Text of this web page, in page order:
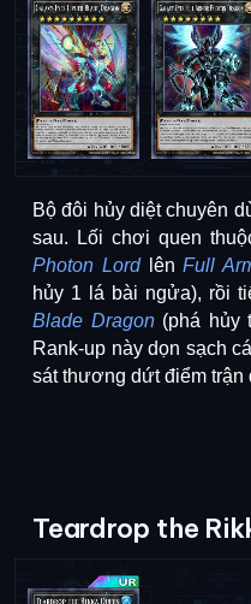
Bộ đôi hủy diệt chuyên
Photon Lord
lên Full
hủy 1 lá bài ngửa), rồi
Blade Dragon (phá hủy
Rank-up này dọn sạch
sát thương dứt điểm trận
Teardrop the